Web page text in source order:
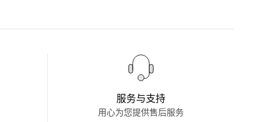
服务与支持
用心为您提供售后服务